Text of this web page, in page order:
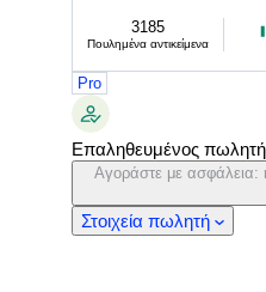
3185
Πουλημένα αντικείμενα
Pro
Επαληθευμένος
Αγοράστε με ασφάλεια:
Στοιχεία πωλητή